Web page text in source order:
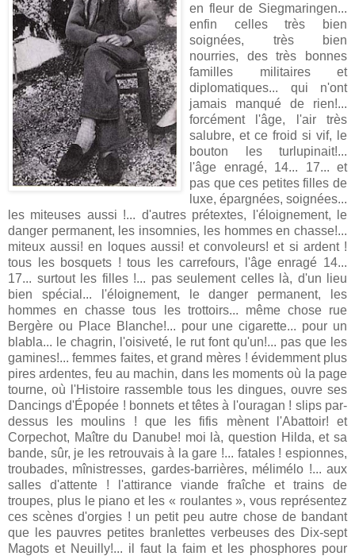
en fleur de Siegmaringen...
enfin celles très bien
soignées, très bien
nourries, des très bonnes
familles militaires et
diplomatiques... qui n'ont
jamais manqué de rien!...
forcément l'âge, l'air très
salubre, et ce froid si vif, le
bouton les turlupinait!...
l'âge enragé, 14... 17... et
pas que ces petites filles de
luxe, épargnées, soignées...
les miteuses aussi !... d'autres prétextes, l'éloignement, le
danger permanent, les insomnies, les hommes en chasse!...
miteux aussi! en loques aussi! et convoleurs! et si ardent !
tous les bosquets ! tous les carrefours, l'âge enragé 14...
17... surtout les filles !... pas seulement celles là, d'un lieu
bien spécial... l'éloignement, le danger permanent, les
hommes en chasse tous les trottoirs... même chose rue
Bergère ou Place Blanche!... pour une cigarette... pour un
blabla... le chagrin, l'oisiveté, le rut font qu'un!... pas que les
gamines!... femmes faites, et grand mères ! évidemment plus
pires ardentes, feu au machin, dans les moments où la page
tourne, où l'Histoire rassemble tous les dingues, ouvre ses
Dancings d'Épopée ! bonnets et têtes à l'ouragan ! slips par-
dessus les moulins ! que les fifis mènent l'Abattoir! et
Corpechot, Maître du Danube! moi là, question Hilda, et sa
bande, sûr, je les retrouvais à la gare !... fatales ! espionnes,
troubades, mînistresses, gardes-barrières, mélimélo !... aux
salles d'attente ! l'attirance viande fraîche et trains de
troupes, plus le piano et les « roulantes », vous représentez
ces scènes d'orgies ! un petit peu autre chose de bandant
que les pauvres petites branlettes verbeuses des Dix-sept
Magots et Neuilly!... il faut la faim et les phosphores pour